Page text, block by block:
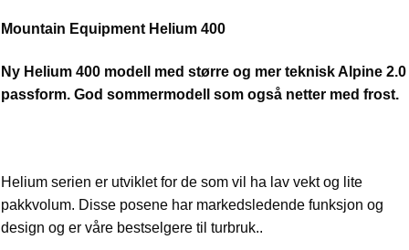
Mountain Equipment Helium 400
Ny Helium 400 modell med større og mer teknisk Alpine 2.0
passform. God sommermodell som også netter med frost.
Helium serien er utviklet for de som vil ha lav vekt og lite
pakkvolum. Disse posene har markedsledende funksjon og
design og er våre bestselgere til turbruk..